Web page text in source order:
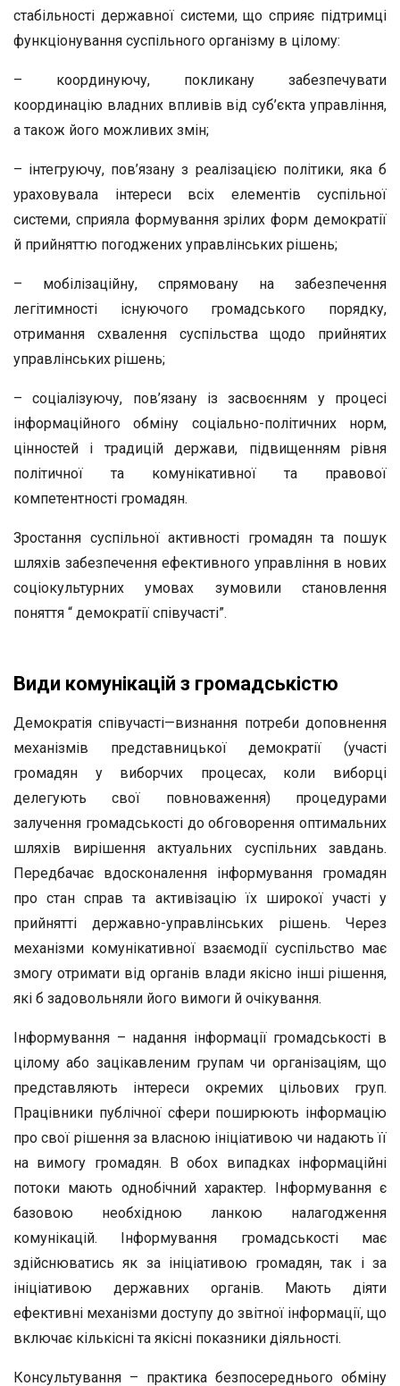
стабільності державної системи, що сприяє підтримці
функціонування суспільного організму в цілому:
– координуючу, покликану забезпечувати
координацію владних впливів від суб’єкта управління,
а також його можливих змін;
– інтегруючу, пов’язану з реалізацією політики, яка б
ураховувала інтереси всіх елементів суспільної
системи, сприяла формування зрілих форм демократії
й прийняттю погоджених управлінських рішень;
– мобілізаційну, спрямовану на забезпечення
легітимності існуючого громадського порядку,
отримання схвалення суспільства щодо прийнятих
управлінських рішень;
– соціалізуючу, пов’язану із засвоєнням у процесі
інформаційного обміну соціально-політичних норм,
цінностей і традицій держави, підвищенням рівня
політичної та комунікативної та правової
компетентності громадян.
Зростання суспільної активності громадян та пошук
шляхів забезпечення ефективного управління в нових
соціокультурних умовах зумовили становлення
поняття “ демократії співучасті”.
Види комунікацій з громадськістю
Демократія співучасті—визнання потреби доповнення
механізмів представницької демократії (участі
громадян у виборчих процесах, коли виборці
делегують свої повноваження) процедурами
залучення громадськості до обговорення оптимальних
шляхів вирішення актуальних суспільних завдань.
Передбачає вдосконалення інформування громадян
про стан справ та активізацію їх широкої участі у
прийнятті державно-управлінських рішень. Через
механізми комунікативної взаємодії суспільство має
змогу отримати від органів влади якісно інші рішення,
які б задовольняли його вимоги й очікування.
Інформування – надання інформації громадськості в
цілому або зацікавленим групам чи організаціям, що
представляють інтереси окремих цільових груп.
Працівники публічної сфери поширюють інформацію
про свої рішення за власною ініціативою чи надають її
на вимогу громадян. В обох випадках інформаційні
потоки мають однобічний характер. Інформування є
базовою необхідною ланкою налагодження
комунікацій. Інформування громадськості має
здійснюватись як за ініціативою громадян, так і за
ініціативою державних органів. Мають діяти
ефективні механізми доступу до звітної інформації, що
включає кількісні та якісні показники діяльності.
Консультування – практика безпосереднього обміну